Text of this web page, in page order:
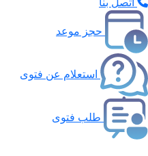
حجز موعد
استعلام عن فتوى
طلب فتوى